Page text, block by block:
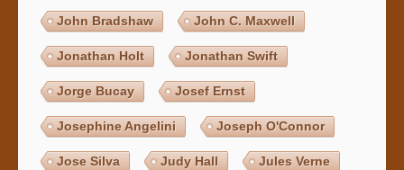
John Bradshaw John C. Maxwell
Jonathan Holt Jonathan Swift
Jorge Bucay Josef Ernst
Josephine Angelini Joseph O'Connor
Jose Silva Judy Hall Jules Verne